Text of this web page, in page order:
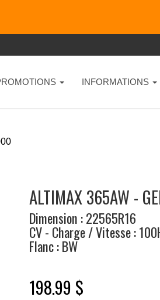
INFORMATIONS
ALTIMAX 365AW -
Dimension : 22565R16
CV - Charge / Vitesse :
Flanc : BW
198.99 $